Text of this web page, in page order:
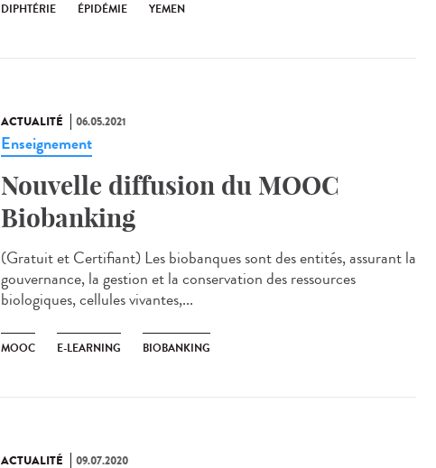
DIPHTÉRIE ÉPIDÉMIE YEMEN
ACTUALITÉ 06.05.2021
Enseignement
Nouvelle diffusion du MOOC
Biobanking
(Gratuit et Certifiant) Les biobanques sont des entités, assurant la
gouvernance, la gestion et la conservation des ressources
biologiques, cellules vivantes,...
MOOC E-LEARNING BIOBANKING
ACTUALITÉ 09.07.2020